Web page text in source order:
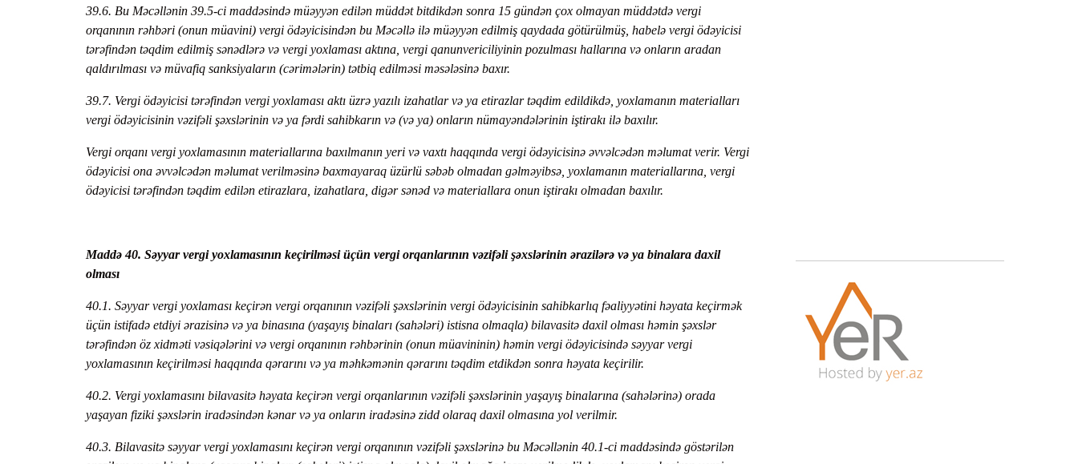
39.6. Bu Məcəllənin 39.5-ci maddəsində müəyyən edilən müddət bitdikdən sonra 15 gündən çox olmayan müddətdə vergi
orqanının rəhbəri (onun müavini) vergi ödəyicisindən bu Məcəllə ilə müəyyən edilmiş qaydada götürülmüş, habelə vergi ödəyicisi
tərəfindən təqdim edilmiş sənədlərə və vergi yoxlaması aktına, vergi qanunvericiliyinin pozulması hallarına və onların aradan
qaldırılması və müvafiq sanksiyaların (cərimələrin) tətbiq edilməsi məsələsinə baxır.
39.7. Vergi ödəyicisi tərəfindən vergi yoxlaması aktı üzrə yazılı izahatlar və ya etirazlar təqdim edildikdə, yoxlamanın materialları
vergi ödəyicisinin vəzifəli şəxslərinin və ya fərdi sahibkarın və (və ya) onların nümayəndələrinin iştirakı ilə baxılır.
Vergi orqanı vergi yoxlamasının materiallarına baxılmanın yeri və vaxtı haqqında vergi ödəyicisinə əvvəlcədən məlumat verir. Vergi
ödəyicisi ona əvvəlcədən məlumat verilməsinə baxmayaraq üzürlü səbəb olmadan gəlməyibsə, yoxlamanın materiallarına, vergi
ödəyicisi tərəfindən təqdim edilən etirazlara, izahatlara, digər sənəd və materiallara onun iştirakı olmadan baxılır.
Maddə 40. Səyyar vergi yoxlamasının keçirilməsi üçün vergi orqanlarının vəzifəli şəxslərinin ərazilərə və ya binalara daxil
olması
40.1. Səyyar vergi yoxlaması keçirən vergi orqanının vəzifəli şəxslərinin vergi ödəyicisinin sahibkarlıq fəaliyyətini həyata keçirmək
üçün istifadə etdiyi ərazisinə və ya binasına (yaşayış binaları (sahələri) istisna olmaqla) bilavasitə daxil olması həmin şəxslər
tərəfindən öz xidməti vəsiqələrini və vergi orqanının rəhbərinin (onun müavininin) həmin vergi ödəyicisində səyyar vergi
yoxlamasının keçirilməsi haqqında qərarını və ya məhkəmənin qərarını təqdim etdikdən sonra həyata keçirilir.
40.2. Vergi yoxlamasını bilavasitə həyata keçirən vergi orqanlarının vəzifəli şəxslərinin yaşayış binalarına (sahələrinə) orada
yaşayan fiziki şəxslərin iradəsindən kənar və ya onların iradəsinə zidd olaraq daxil olmasına yol verilmir.
40.3. Bilavasitə səyyar vergi yoxlamasını keçirən vergi orqanının vəzifəli şəxslərinə bu Məcəllənin 40.1-ci maddəsində göstərilən